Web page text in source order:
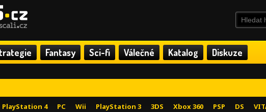
Fantasy Sci-fi Válečné Katalog Diskuze
PlayStation 4 PC Wii PlayStation 3 3DS Xbox 360 PSP DS